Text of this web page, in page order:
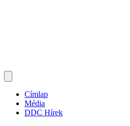
Címlap
Média
DDC Hírek